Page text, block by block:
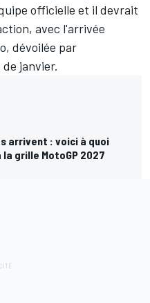
officielle et il devrait
avec l'arrivée
, dévoilée par
de janvier.
arrivent : voici à quoi
grille MotoGP 2027